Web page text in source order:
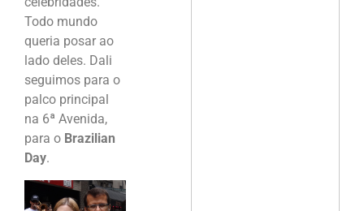
Todo mundo
queria posar ao
lado deles. Dali
seguimos para o
palco principal
na 6ª Avenida,
para o Brazilian
Day.